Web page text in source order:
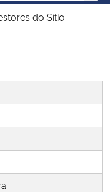
do Sítio